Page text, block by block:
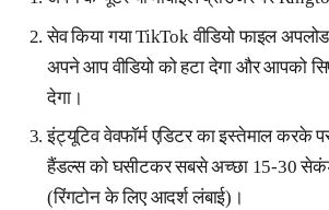
सेव किया गया TikTok वीडियो फाइल
अपने आप वीडियो को हटा देगा और आपको
देगा।
इंट्यूटिव वेवफॉर्म एडिटर का इस्तेमाल करके
हैंडल्स को घसीटकर सबसे अच्छा 15-30
(रिंगटोन के लिए आदर्श लंबाई)।